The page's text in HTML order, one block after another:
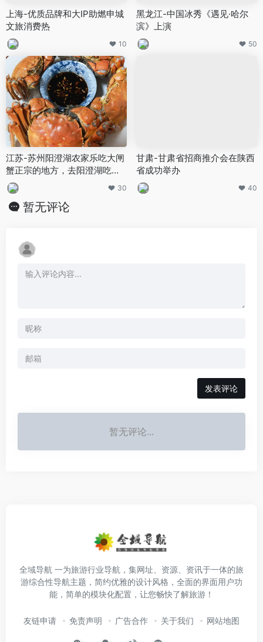
上海-优质品牌和大IP助燃申城
文旅消费热
10
黑龙江-中国冰秀《遇见·哈尔
滨》上演
50
江苏-苏州阳澄湖农家乐吃大闸
蟹正宗的地方，去阳澄湖吃大
闸蟹攻略
30
甘肃-甘肃省招商推介会在陕西
省成功举办
40
暂无评论
发表评论
暂无评论...
全域导航 一为旅游行业导航，集网址、资源、资讯于一体的旅
游综合性导航主题，简约优雅的设计风格，全面的界面用户功
能，简单的模块化配置，让您畅快了解旅游！
友链申请 免责声明 广告合作 关于我们 网站地图